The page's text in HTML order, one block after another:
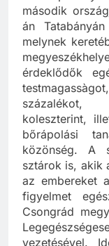
Az Alapítvány
második
án
melynek
érdeklődők
százalékot,
koleszterint,
bőrápolási
közönség. A
sztárok is, akik
az embereket
figyelmet
Csongrád